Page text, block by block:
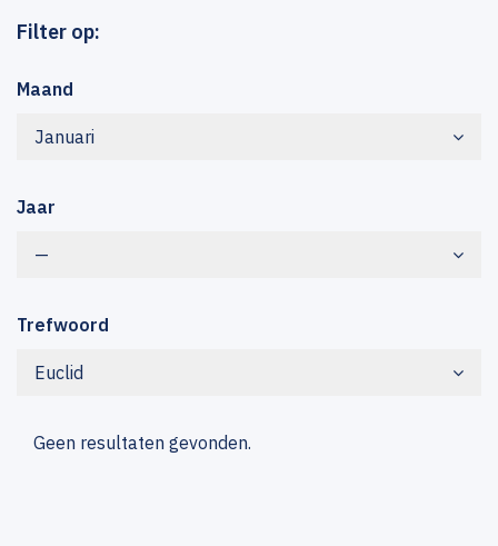
Filter op:
Maand
Januari
Jaar
—
Trefwoord
Euclid
Geen resultaten gevonden.